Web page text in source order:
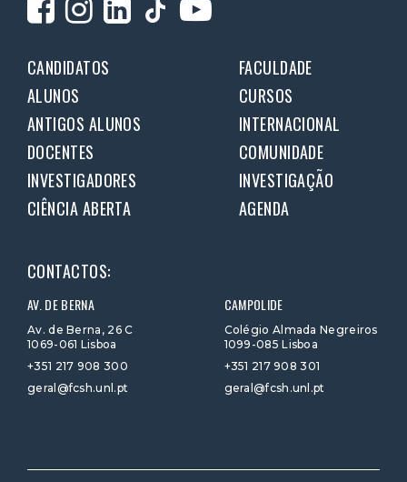
CANDIDATOS
FACULDADE
ALUNOS
CURSOS
ANTIGOS ALUNOS
INTERNACIONAL
DOCENTES
COMUNIDADE
INVESTIGADORES
INVESTIGAÇÃO
CIÊNCIA ABERTA
AGENDA
CONTACTOS:
AV. DE BERNA
Av. de Berna, 26 C
1069-061 Lisboa
+351 217 908 300
geral@fcsh.unl.pt
CAMPOLIDE
Colégio Almada Negreiros
1099-085 Lisboa
+351 217 908 301
geral@fcsh.unl.pt